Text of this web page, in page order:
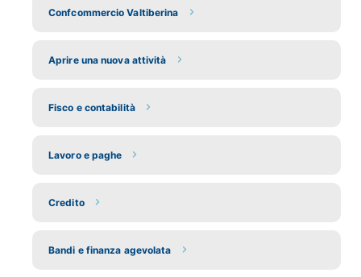
Confcommercio Valtiberina
Aprire una nuova attività
Fisco e contabilità
Lavoro e paghe
Credito
Bandi e finanza agevolata